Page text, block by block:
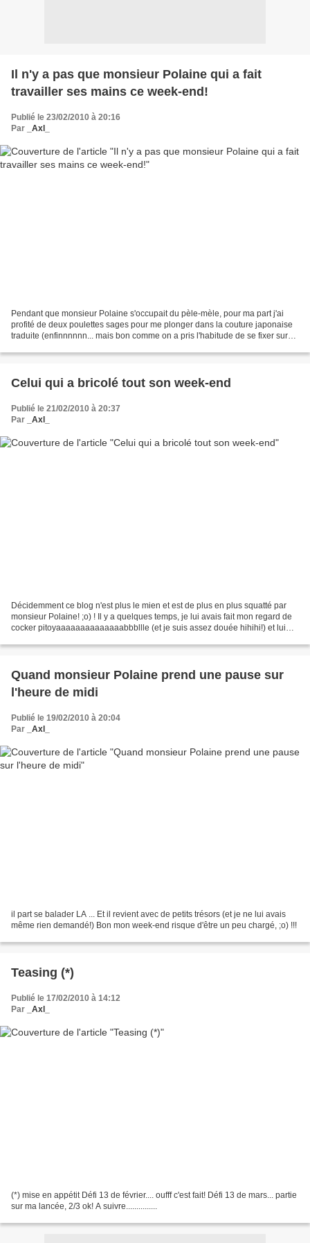
Il n'y a pas que monsieur Polaine qui a fait
travailler ses mains ce week-end!
Publié le 23/02/2010 à 20:16
Par
_Axl_
Pendant que monsieur Polaine s'occupait du pèle-mèle, pour ma part j'ai
profité de deux poulettes sages pour me plonger dans la couture japonaise
traduite (enfinnnnnn... mais bon comme on a pris l'habitude de se fixer sur
Celui qui a bricolé tout son week-end
Publié le 21/02/2010 à 20:37
Par
_Axl_
Décidemment ce blog n'est plus le mien et est de plus en plus squatté par
monsieur Polaine! ;o) ! Il y a quelques temps, je lui avais fait mon regard de
cocker pitoyaaaaaaaaaaaaaabbbllle (et je suis assez douée hihihi!) et lui
Quand monsieur Polaine prend une pause sur
l'heure de midi
Publié le 19/02/2010 à 20:04
Par
_Axl_
il part se balader LA ... Et il revient avec de petits trésors (et je ne lui avais
même rien demandé!) Bon mon week-end risque d'être un peu chargé, ;o) !!!
Teasing (*)
Publié le 17/02/2010 à 14:12
Par
_Axl_
(*) mise en appétit Défi 13 de février.... oufff c'est fait! Défi 13 de mars... partie
sur ma lancée, 2/3 ok! A suivre...............